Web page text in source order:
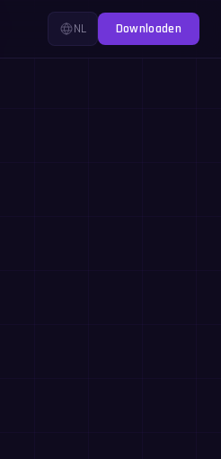
NL Downloaden